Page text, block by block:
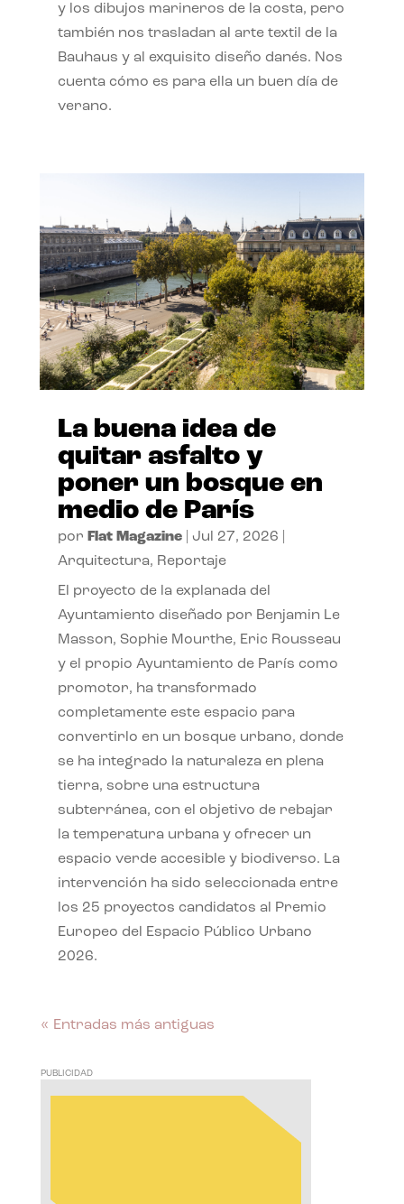
y los dibujos marineros de la costa, pero
también nos trasladan al arte textil de la
Bauhaus y al exquisito diseño danés. Nos
cuenta cómo es para ella un buen día de
verano.
La buena idea de
quitar asfalto y
poner un bosque en
medio de París
por Flat Magazine| Jul 27, 2026
Arquitectura, Reportaje
El proyecto de la explanada del
Ayuntamiento diseñado por Benjamin Le
Masson, Sophie Mourthe, Eric Rousseau
y el propio Ayuntamiento de París como
promotor, ha transformado
completamente este espacio para
convertirlo en un bosque urbano, donde
se ha integrado la naturaleza en plena
tierra, sobre una estructura
subterránea, con el objetivo de rebajar
la temperatura urbana y ofrecer un
espacio verde accesible y biodiverso. La
intervención ha sido seleccionada entre
los 25 proyectos candidatos al Premio
Europeo del Espacio Público Urbano
2026.
« Entradas más antiguas
PUBLICIDAD